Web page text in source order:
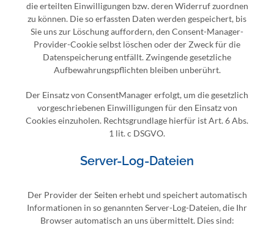
die erteilten Einwilligungen bzw. deren Widerruf zuordnen
zu können. Die so erfassten Daten werden gespeichert, bis
Sie uns zur Löschung auffordern, den Consent-Manager-
Provider-Cookie selbst löschen oder der Zweck für die
Datenspeicherung entfällt. Zwingende gesetzliche
Aufbewahrungspflichten bleiben unberührt.
Der Einsatz von ConsentManager erfolgt, um die gesetzlich
vorgeschriebenen Einwilligungen für den Einsatz von
Cookies einzuholen. Rechtsgrundlage hierfür ist Art. 6 Abs.
1 lit. c DSGVO.
Server-Log-Dateien
Der Provider der Seiten erhebt und speichert automatisch
Informationen in so genannten Server-Log-Dateien, die Ihr
Browser automatisch an uns übermittelt. Dies sind: